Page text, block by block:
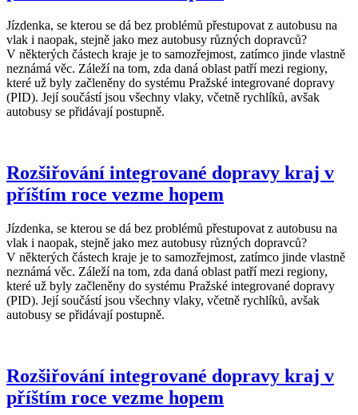
Jízdenka, se kterou se dá bez problémů přestupovat z autobusu na
vlak i naopak, stejně jako mez autobusy různých dopravců?
V některých částech kraje je to samozřejmost, zatímco jinde vlastně
neznámá věc. Záleží na tom, zda daná oblast patří mezi regiony,
které už byly začleněny do systému Pražské integrované dopravy
(PID). Její součástí jsou všechny vlaky, včetně rychlíků, avšak
autobusy se přidávají postupně.
Rozšiřování integrované dopravy kraj v
příštím roce vezme hopem
Jízdenka, se kterou se dá bez problémů přestupovat z autobusu na
vlak i naopak, stejně jako mez autobusy různých dopravců?
V některých částech kraje je to samozřejmost, zatímco jinde vlastně
neznámá věc. Záleží na tom, zda daná oblast patří mezi regiony,
které už byly začleněny do systému Pražské integrované dopravy
(PID). Její součástí jsou všechny vlaky, včetně rychlíků, avšak
autobusy se přidávají postupně.
Rozšiřování integrované dopravy kraj v
příštím roce vezme hopem